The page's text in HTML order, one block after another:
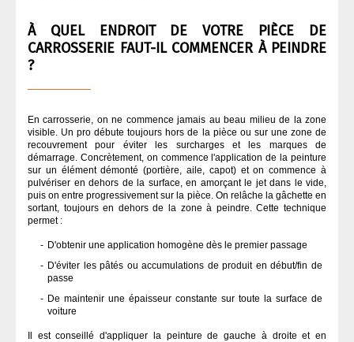
À QUEL ENDROIT DE VOTRE PIÈCE DE
CARROSSERIE FAUT-IL COMMENCER À PEINDRE
?
En carrosserie, on ne commence jamais au beau milieu de la zone
visible. Un pro débute toujours hors de la pièce ou sur une zone de
recouvrement pour éviter les surcharges et les marques de
démarrage. Concrètement, on commence l'application de la peinture
sur un élément démonté (portière, aile, capot) et on commence à
pulvériser en dehors de la surface, en amorçant le jet dans le vide,
puis on entre progressivement sur la pièce. On relâche la gâchette en
sortant, toujours en dehors de la zone à peindre. Cette technique
permet :
D'obtenir une application homogène dès le premier passage
D'éviter les pâtés ou accumulations de produit en début/fin de
passe
De maintenir une épaisseur constante sur toute la surface de
voiture
Il est conseillé d'appliquer la peinture de gauche à droite et en